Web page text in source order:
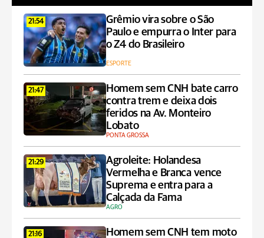
21:54
Grêmio vira sobre o São
Paulo e empurra o Inter para
o Z4 do Brasileiro
ESPORTE
21:47
Homem sem CNH bate carro
contra trem e deixa dois
feridos na Av. Monteiro
Lobato
PONTA GROSSA
21:29
Agroleite: Holandesa
Vermelha e Branca vence
Suprema e entra para a
Calçada da Fama
AGRO
21:16
Homem sem CNH tem moto